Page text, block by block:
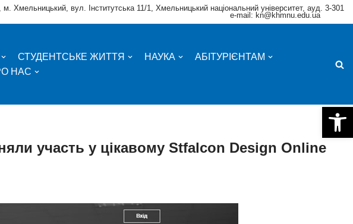
м. Хмельницький, вул. Інститутська 11/1, Хмельницький національний університет, ауд. 3-301
e-mail: kn@khmnu.edu.ua
СТУДЕНТСЬКЕ ЖИТТЯ НАУКА
АБІТУРІЄНТАМ
НАС
участь у цікавому Stfalcon Design Online